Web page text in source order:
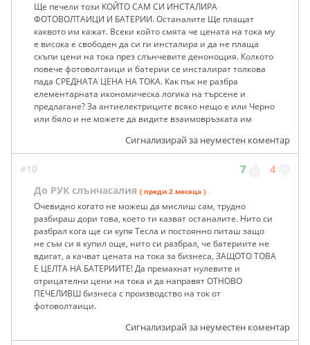
Ще печели този КОЙТО САМ СИ ИНСТАЛИРА
ФОТОВОЛТАИЦИ И БАТЕРИИ. Останалите Ще плащат
каквото им кажат. Всеки който смята че цената на тока му
е висока е свободен да си ги инсталира и да не плаща
скъпи цени на тока през слънчевите денонощия. Колкото
повече фотоволтаици и батерии се инсталират толкова
пада СРЕДНАТА ЦЕНА НА ТОКА. Как пък не разбра
елементарната икономическа логика на търсене и
предлагане? За антиелектриците всяко нещо е или Черно
или бяло и не можете да видите взаимовръзката им
Сигнализирай за неуместен коментар
#10 7 4
До РУК слънчасалия ( преди 2 месеца )
Очевидно когато не можеш да мислиш сам, трудно
разбираш дори това, което ти казват останалите. Нито си
разбрал кога ще си купя Тесла и постоянно питаш защо
не съм си я купил още, нито си разбрал, че батериите не
вдигат, а качват цената на тока за бизнеса, ЗАЩОТО ТОВА
Е ЦЕЛТА НА БАТЕРИИТЕ! Да премахнат нулевите и
отрицателни цени на тока и да направят ОТНОВО
ПЕЧЕЛИВШ бизнеса с производство на ток от
фотоволтаици.
Сигнализирай за неуместен коментар